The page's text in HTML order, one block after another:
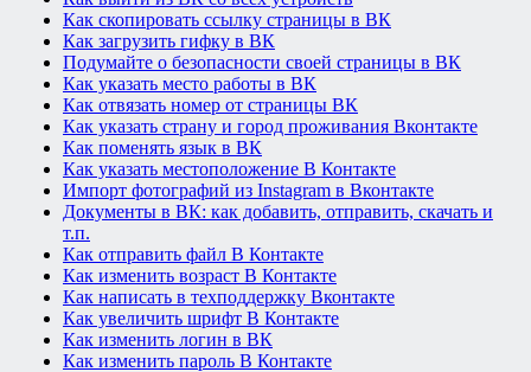
Как скопировать ссылку страницы в ВК
Как загрузить гифку в ВК
Подумайте о безопасности своей страницы в ВК
Как указать место работы в ВК
Как отвязать номер от страницы ВК
Как указать страну и город проживания Вконтакте
Как поменять язык в ВК
Как указать местоположение В Контакте
Импорт фотографий из Instagram в Вконтакте
Документы в ВК: как добавить, отправить, скачать и
т.п.
Как отправить файл В Контакте
Как изменить возраст В Контакте
Как написать в техподдержку Вконтакте
Как увеличить шрифт В Контакте
Как изменить логин в ВК
Как изменить пароль В Контакте